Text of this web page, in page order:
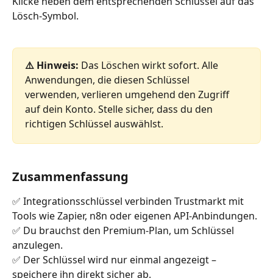
Lösch-Symbol.
⚠️ Hinweis: Das Löschen wirkt sofort. Alle
Anwendungen, die diesen Schlüssel
verwenden, verlieren umgehend den Zugriff
auf dein Konto. Stelle sicher, dass du den
richtigen Schlüssel auswählst.
Zusammenfassung
✅ Integrationsschlüssel verbinden Trustmarkt mit
Tools wie Zapier, n8n oder eigenen API-Anbindungen.
✅ Du brauchst den Premium-Plan, um Schlüssel
anzulegen.
✅ Der Schlüssel wird nur einmal angezeigt –
speichere ihn direkt sicher ab.